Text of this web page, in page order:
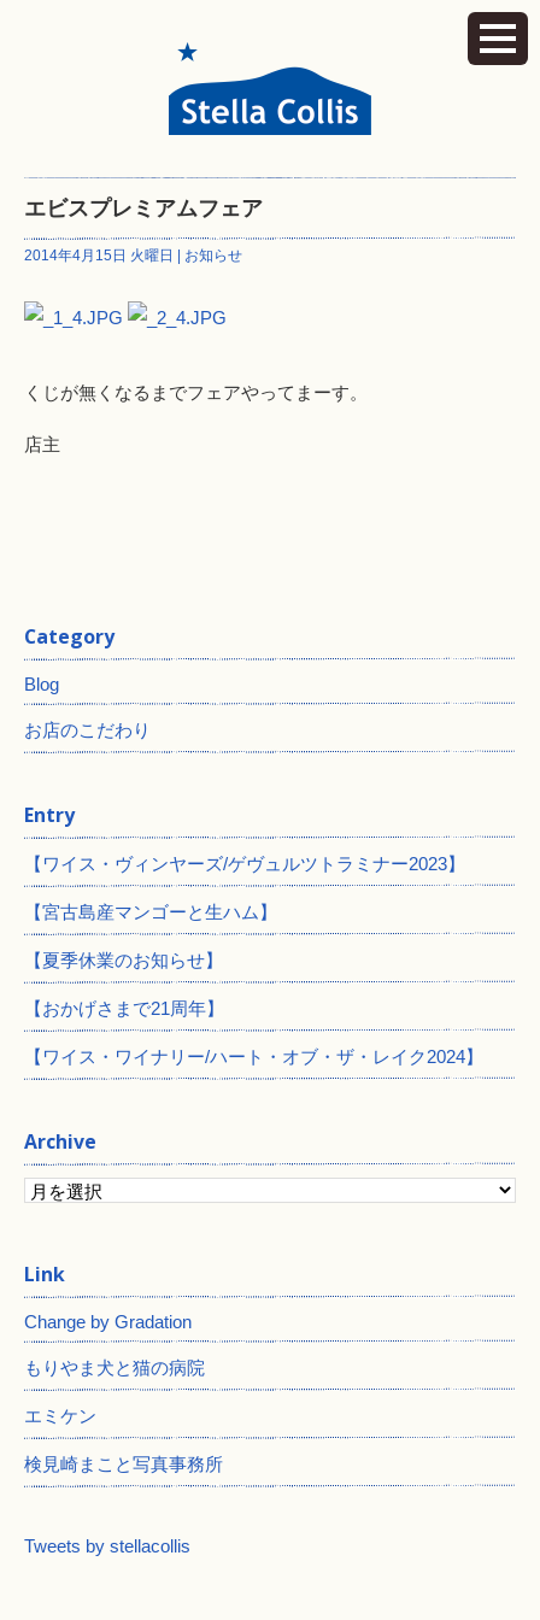
エビスプレミアムフェア
2014年4月15日 火曜日 | お知らせ
くじが無くなるまでフェアやってまーす。
店主
Category
Blog
お店のこだわり
Entry
【ワイス・ヴィンヤーズ/ゲヴュルツトラミナー2023】
【宮古島産マンゴーと生ハム】
【夏季休業のお知らせ】
【おかげさまで21周年】
【ワイス・ワイナリー/ハート・オブ・ザ・レイク2024】
Archive
Change by Gradation
もりやま犬と猫の病院
エミケン
検見崎まこと写真事務所
Tweets by stellacollis